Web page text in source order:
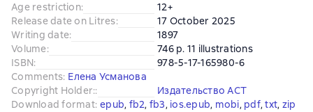
Age restriction:
12+
Release date on Litres:
17 October 2025
Writing date:
1897
Volume:
746 p. 11 illustrations
ISBN:
978-5-17-165980-6
Comments: Елена Усманова
Copyright Holder::
Издательство АСТ
Download format: epub, fb2, fb3, ios.epub, mobi, pdf, txt, zip